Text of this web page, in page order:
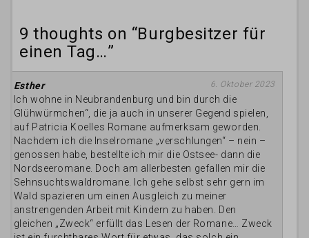
9 thoughts on “Burgbesitzer für
einen Tag…”
Esther 6. Oktober 2023
Ich wohne in Neubrandenburg und bin durch die
Glühwürmchen“, die ja auch in unserer Gegend spielen,
auf Patricia Koelles Romane aufmerksam geworden.
Nachdem ich die Inselromane „verschlungen“ – nein –
genossen habe, bestellte ich mir die Ostsee- dann die
Nordseeromane. Doch am allerbesten gefallen mir die
Sehnsuchtswaldromane. Ich gehe selbst sehr gern im
Wald spazieren um einen Ausgleich zu meiner
anstrengenden Arbeit mit Kindern zu haben. Den
gleichen „Zweck“ erfüllt das Lesen der Romane… Zweck